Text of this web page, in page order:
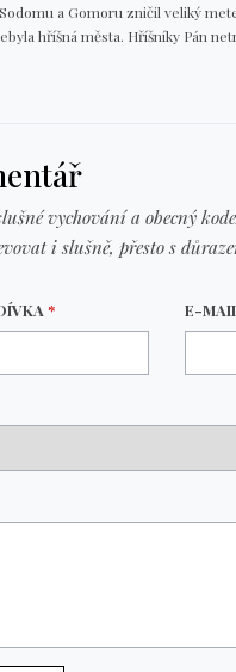
a Gomoru zničil veliký
hříšná města. Hříšníky Pán
vychování a obecný
i slušně, přesto s
* E-